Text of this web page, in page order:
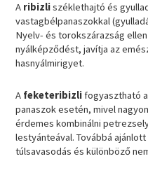
A ribizliszéklethajtó és
vastagbélpanaszokkal
Nyelv- és torokszárazság
nyálképződést, javítja az
hasnyálmirigyet.
A feketeribizlifogyasztható
panaszok esetén, mivel
érdemes kombinálni
lestyánteával. Továbbá
túlsavasodás és különböző